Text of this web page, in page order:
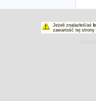
Jeżeli znalazłeś/aś
zawartość tej strony